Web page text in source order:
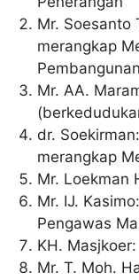
Mr. Soesanto
merangkap
Mr. AA.
dr.
merangkap
Mr. Loekman
Mr. IJ.
Pengawas
KH.
Mr. T. Moh.